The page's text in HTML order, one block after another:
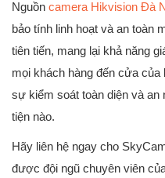
Nguồn camera Hikvision Đà
bảo tính linh hoạt và an toàn
tiên tiến, mang lại khả năng
mọi khách hàng đến cửa
sự kiểm soát toàn diện và
tiện nào.
Hãy liên hệ ngay cho
được đội ngũ chuyên viên